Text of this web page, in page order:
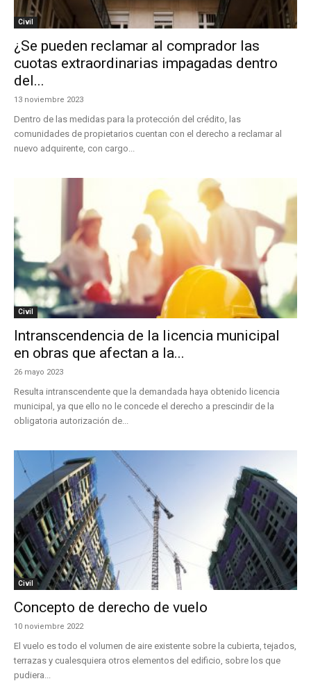
Civil
¿Se pueden reclamar al comprador las
cuotas extraordinarias impagadas dentro
del...
13 noviembre 2023
Dentro de las medidas para la protección del crédito, las
comunidades de propietarios cuentan con el derecho a reclamar al
nuevo adquirente, con cargo...
Civil
Intranscendencia de la licencia municipal
en obras que afectan a la...
26 mayo 2023
Resulta intranscendente que la demandada haya obtenido licencia
municipal, ya que ello no le concede el derecho a prescindir de la
obligatoria autorización de...
Civil
Concepto de derecho de vuelo
10 noviembre 2022
El vuelo es todo el volumen de aire existente sobre la cubierta, tejados,
terrazas y cualesquiera otros elementos del edificio, sobre los que
pudiera...